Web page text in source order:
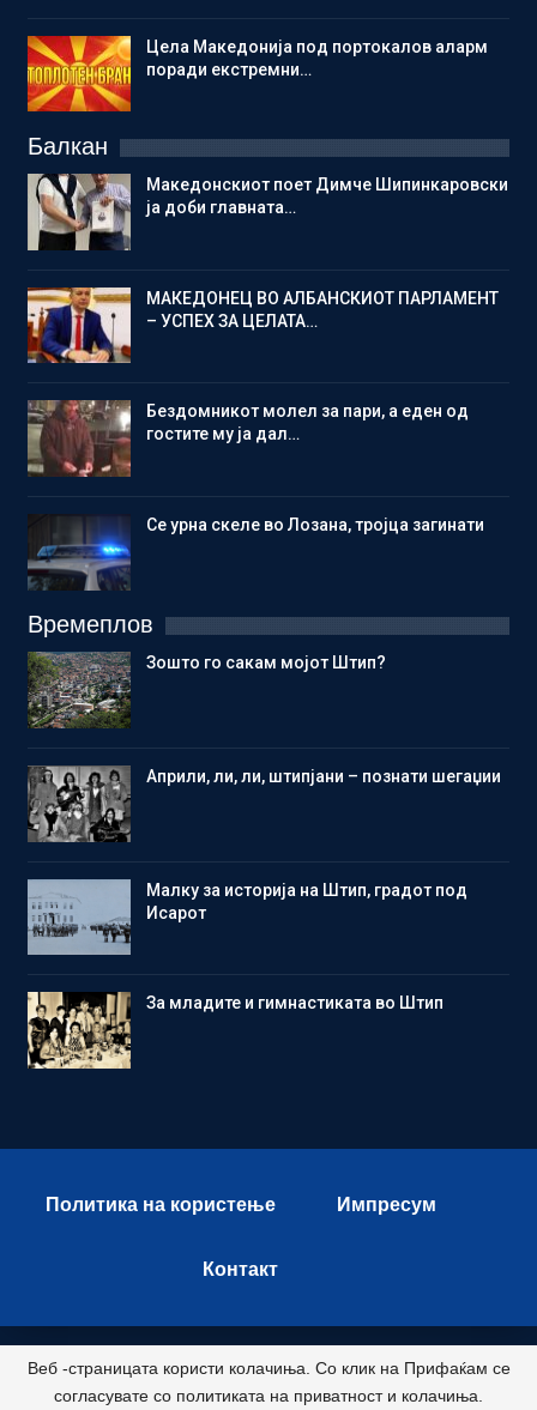
Цела Македонија под портокалов аларм
поради екстремни…
Балкан
Македонскиот поет Димче Шипинкаровски
ја доби главната…
МАКЕДОНЕЦ ВО АЛБАНСКИОТ ПАРЛАМЕНТ
– УСПЕХ ЗА ЦЕЛАТА…
Бездомникот молел за пари, а еден од
гостите му ја дал…
Се урна скеле во Лозана, тројца загинати
Времеплов
Зошто го сакам мојот Штип?
Aприли, ли, ли, штипјани – познати шегаџии
Малку за историја на Штип, градот под
Исарот
Зa младите и гимнастиката во Штип
Политика на користење Импресум
Контакт
© 2026 - Istok Press. All Rights Reserved.
Развиено и хостирано од
Веб -страницата користи колачиња. Со клик на Прифаќам се
согласувате со политиката на приватност и колачиња.